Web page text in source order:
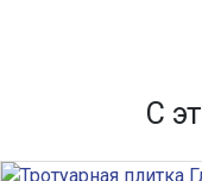
С